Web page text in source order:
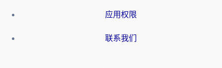
应用权限
联系我们